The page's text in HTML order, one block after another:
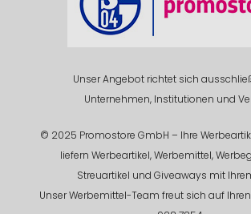
Unser Angebot richtet sich
Unternehmen, Institutionen und
© 2025 Promostore GmbH – Ihre
liefern Werbeartikel, Werbemittel,
Streuartikel und Giveaways mit
Unser Werbemittel-Team freut sich auf Ihren